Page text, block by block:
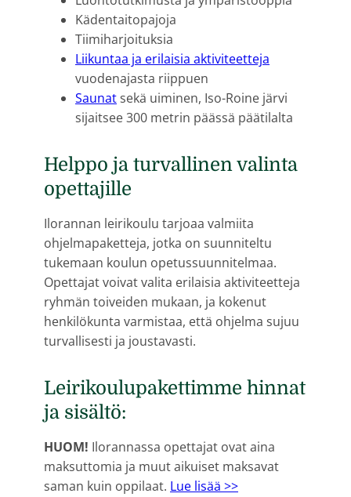
Kädentaitopajoja
Tiimiharjoituksia
Liikuntaa ja erilaisia aktiviteetteja
vuodenajasta riippuen
Saunatsekä uiminen, Iso-Roine järvi
sijaitsee 300 metrin päässä päätilalta
Helppo ja turvallinen valinta
opettajille
Ilorannan leirikoulu tarjoaa valmiita
ohjelmapaketteja, jotka on suunniteltu
tukemaan koulun opetussuunnitelmaa.
Opettajat voivat valita erilaisia aktiviteetteja
ryhmän toiveiden mukaan, ja kokenut
henkilökunta varmistaa, että ohjelma sujuu
turvallisesti ja joustavasti.
Leirikoulupakettimme hinnat
ja sisältö:
HUOM! Ilorannassa opettajat ovat aina
maksuttomia ja muut aikuiset maksavat
saman kuin oppilaat. Lue lisää >>